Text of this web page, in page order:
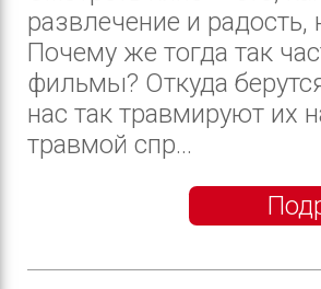
развлечение и радость,
Почему же тогда так
фильмы? Откуда
нас так травмируют их
травмой спр...